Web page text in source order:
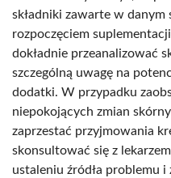
składniki zawarte w danym
rozpoczęciem
dokładnie przeanalizować
szczególną uwagę na
dodatki. W przypadku
niepokojących zmian
zaprzestać przyjmowania
skonsultować się z
ustaleniu źródła problemu